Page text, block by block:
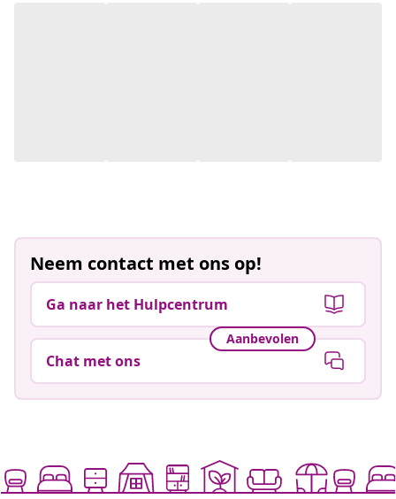
Neem contact met ons op!
Ga naar het Hulpcentrum
Aanbevolen
Chat met ons